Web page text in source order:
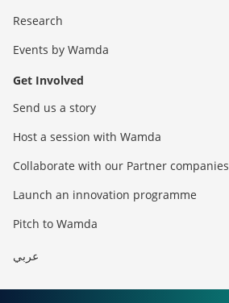
Research
Events by Wamda
Get Involved
Send us a story
Host a session with Wamda
Collaborate with our Partner companies
Launch an innovation programme
Pitch to Wamda
عربي